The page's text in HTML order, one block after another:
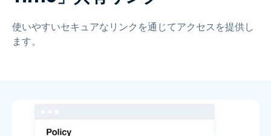
使いやすいセキュアなリンクを通じてアクセスを提供し
ます。